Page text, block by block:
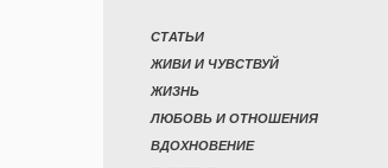
СТАТЬИ
ЖИВИ И ЧУВСТВУЙ
ЖИЗНЬ
ЛЮБОВЬ И ОТНОШЕНИЯ
ВДОХНОВЕНИЕ